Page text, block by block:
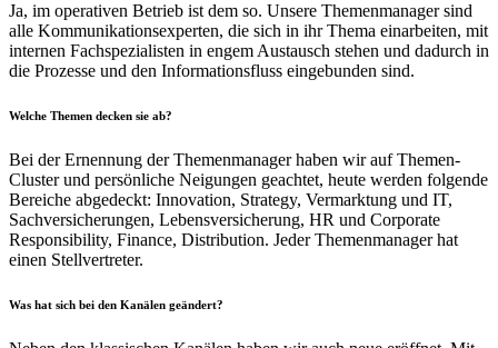
Ja, im operativen Betrieb ist dem so. Unsere Themenmanager sind
alle Kommunikationsexperten, die sich in ihr Thema einarbeiten, mit
internen Fachspezialisten in engem Austausch stehen und dadurch in
die Prozesse und den Informationsfluss eingebunden sind.
Welche Themen decken sie ab?
Bei der Ernennung der Themenmanager haben wir auf Themen-
Cluster und persönliche Neigungen geachtet, heute werden folgende
Bereiche abgedeckt: Innovation, Strategy, Vermarktung und IT,
Sachversicherungen, Lebensversicherung, HR und Corporate
Responsibility, Finance, Distribution. Jeder Themenmanager hat
einen Stellvertreter.
Was hat sich bei den Kanälen geändert?